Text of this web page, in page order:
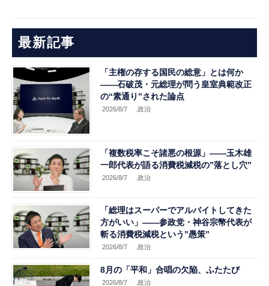
最新記事
「主権の存する国民の総意」とは何か
――石破茂・元総理が問う皇室典範改正
の“素通り”された論点
2026/8/7 .政治
「複数税率こそ諸悪の根源」――玉木雄
一郎代表が語る消費税減税の”落とし穴”
2026/8/7 .政治
「総理はスーパーでアルバイトしてきた
方がいい」――参政党・神谷宗幣代表が
斬る消費税減税という”愚策”
2026/8/7 .政治
8月の「平和」合唱の欠陥、ふたたび
2026/8/7 .政治